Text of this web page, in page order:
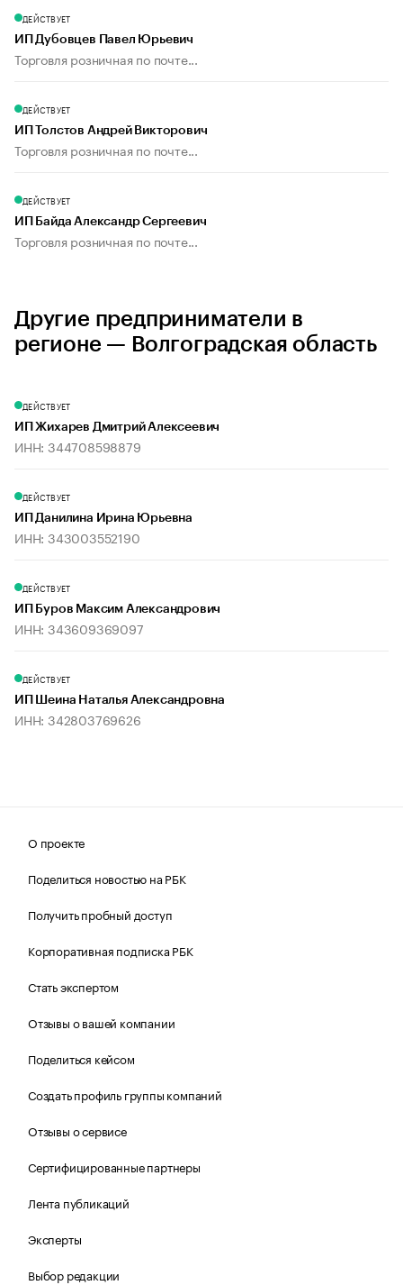
ДЕЙСТВУЕТ
ИП Дубовцев Павел Юрьевич
Торговля розничная по почте...
ДЕЙСТВУЕТ
ИП Толстов Андрей Викторович
Торговля розничная по почте...
ДЕЙСТВУЕТ
ИП Байда Александр Сергеевич
Торговля розничная по почте...
Другие предприниматели в
регионе — Волгоградская область
ДЕЙСТВУЕТ
ИП Жихарев Дмитрий Алексеевич
ИНН: 344708598879
ДЕЙСТВУЕТ
ИП Данилина Ирина Юрьевна
ИНН: 343003552190
ДЕЙСТВУЕТ
ИП Буров Максим Александрович
ИНН: 343609369097
ДЕЙСТВУЕТ
ИП Шеина Наталья Александровна
ИНН: 342803769626
О проекте
Поделиться новостью на РБК
Получить пробный доступ
Корпоративная подписка РБК
Стать экспертом
Отзывы о вашей компании
Поделиться кейсом
Создать профиль группы компаний
Отзывы о сервисе
Сертифицированные партнеры
Лента публикаций
Эксперты
Выбор редакции